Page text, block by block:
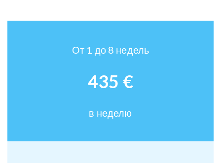
От 1 до 8 недель
435 €
в неделю